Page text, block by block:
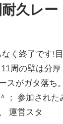
久レー
く終了です!目
周の壁は分厚
スがガタ落ち。
； 参加された
運営スタ